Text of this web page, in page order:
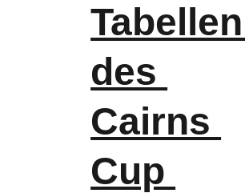
Tabellen
des
Cairns
Cup